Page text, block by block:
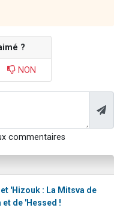
?
NON
commentaires
'Hizouk : La Mitsva de
et de 'Hessed !